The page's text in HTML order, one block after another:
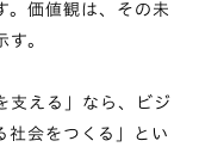
。価値観は、その未
。
支える」なら、ビジ
社会をつくる」とい